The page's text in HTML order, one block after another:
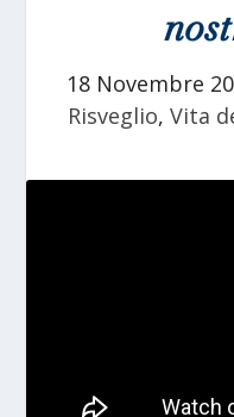
18 Novembre
Risveglio, Vita